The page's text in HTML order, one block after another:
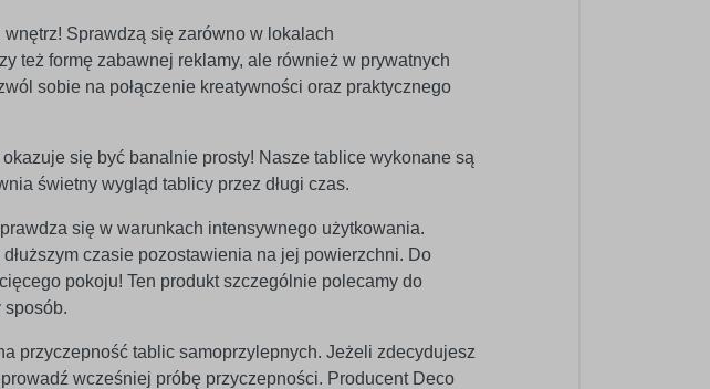
Sprawdzą się zarówno w lokalach
też formę zabawnej reklamy, ale również w prywatnych
sobie na połączenie kreatywności oraz praktycznego
się być banalnie prosty! Nasze tablice wykonane są
świetny wygląd tablicy przez długi czas.
się w warunkach intensywnego użytkowania.
czasie pozostawienia na jej powierzchni. Do
pokoju! Ten produkt szczególnie polecamy do
sposób.
przyczepność tablic samoprzylepnych. Jeżeli zdecydujesz
wcześniej próbę przyczepności. Producent Deco